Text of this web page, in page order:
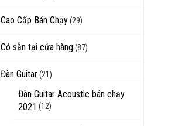
Cao Cấp Bán Chạy(29)
Có sẵn tại cửa hàng(87)
Đàn Guitar(21)
Đàn Guitar Acoustic bán chạy
2021 (12)